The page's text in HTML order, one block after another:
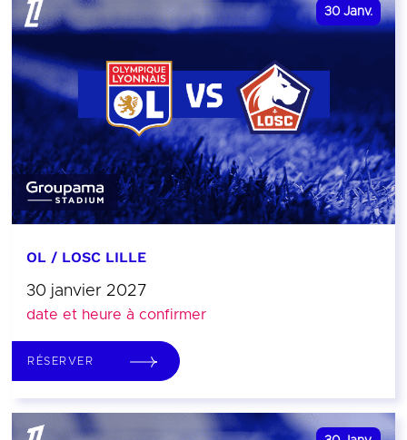
30 Janv.
OL / LOSC LILLE
30 janvier 2027
date et heure à confirmer
RÉSERVER